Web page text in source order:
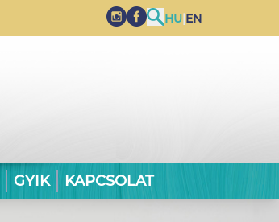
HU|EN
GYIK KAPCSOLAT